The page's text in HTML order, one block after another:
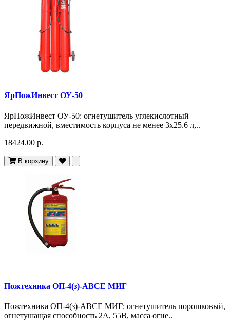
ЯрПожИнвест ОУ-50
ЯрПожИнвест ОУ-50: огнетушитель углекислотный
передвижной, вместимость корпуса не менее 3х25.6 л,..
18424.00 р.
В корзину
Пожтехника ОП-4(з)-АВСЕ МИГ
Пожтехника ОП-4(з)-АВСЕ МИГ: огнетушитель порошковый,
огнетушащая способность 2А, 55В, масса огне..